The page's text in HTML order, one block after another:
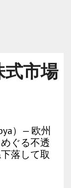
市場
）— 欧州
ぐる不透
落して取